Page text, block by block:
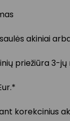
akiniai
priežiūra 3-
korekcinius